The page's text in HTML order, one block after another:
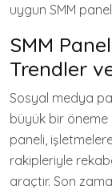
uygun SMM
SMM
Trendler
Sosyal medya
büyük bir öneme
paneli,
rakipleriyle
araçtır. Son